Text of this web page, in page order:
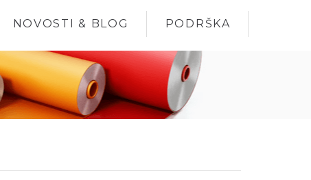
NOVOSTI & BLOG PODRŠKA